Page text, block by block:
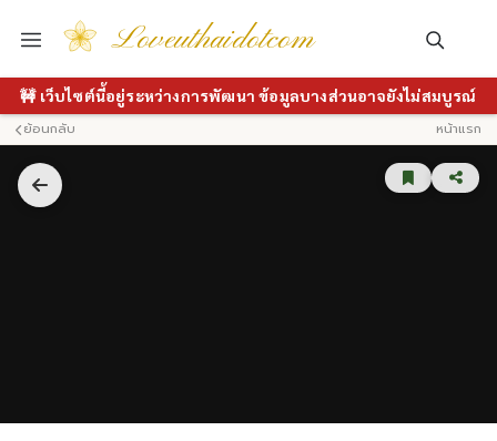
🚧 เว็บไซต์นี้อยู่ระหว่างการพัฒนา ข้อมูลบางส่วนอาจยังไม่สมบูรณ์
Loveuthaidotcom
ย้อนกลับ หน้าแรก